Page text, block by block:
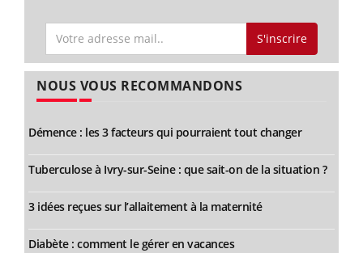
S'inscrire
NOUS VOUS RECOMMANDONS
Démence : les 3 facteurs qui pourraient tout changer
Tuberculose à Ivry-sur-Seine : que sait-on de la situation ?
3 idées reçues sur l’allaitement à la maternité
Diabète : comment le gérer en vacances